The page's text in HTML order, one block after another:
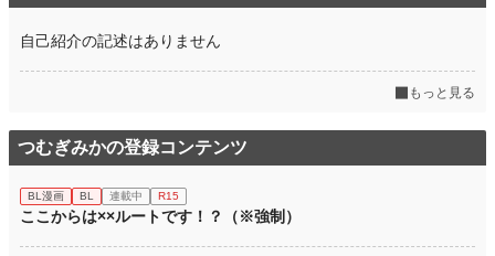
自己紹介の記述はありません
もっと見る
つむぎみかの登録コンテンツ
BL漫画 BL 連載中 R15
ここからは××ルートです！？（※強制）